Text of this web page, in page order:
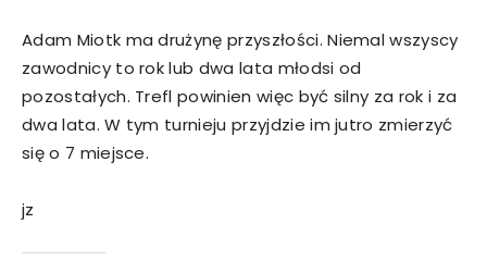
Adam Miotk ma drużynę przyszłości. Niemal wszyscy
zawodnicy to rok lub dwa lata młodsi od
pozostałych. Trefl powinien więc być silny za rok i za
dwa lata. W tym turnieju przyjdzie im jutro zmierzyć
się o 7 miejsce.
jz